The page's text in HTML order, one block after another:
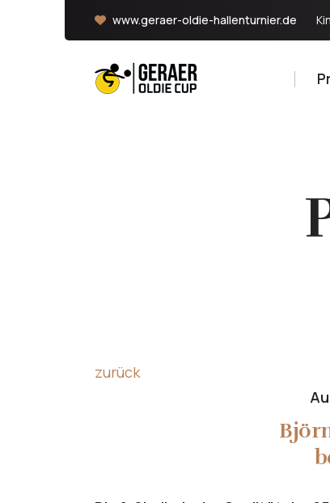
www.geraer-oldie-hallenturnier.de
zurück